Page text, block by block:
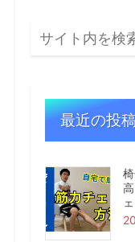
最近の投